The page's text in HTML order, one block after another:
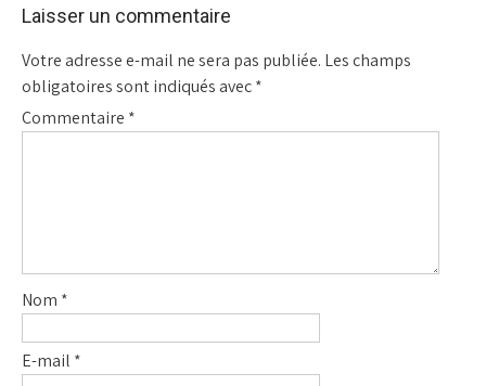
Laisser un commentaire
Votre adresse e-mail ne sera pas publiée. Les champs
obligatoires sont indiqués avec*
Commentaire *
Nom *
E-mail *